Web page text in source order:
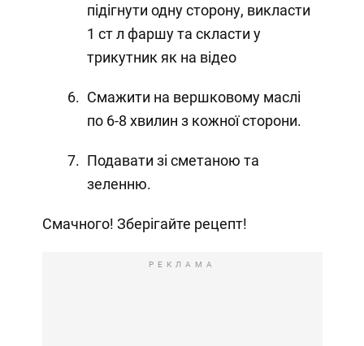
підігнути одну сторону, викласти
1 ст л фаршу та скласти у
трикутник як на відео
Смажити на вершковому маслі
по 6-8 хвилин з кожної сторони.
Подавати зі сметаною та
зеленню.
Смачного! Зберігайте рецепт!
РЕКЛАМА